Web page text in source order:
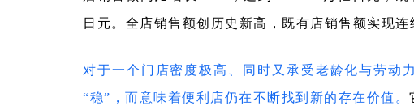
日元。全店销售额创历史新高，既有店销售额实现连
对于一个门店密度极高、同时又承受老龄化与劳动
“稳”，而意味着便利店仍在不断找到新的存在价值。